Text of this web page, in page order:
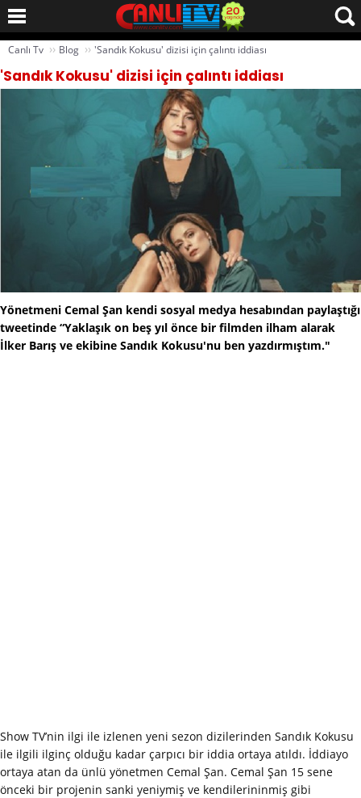
Canlı Tv ›› Blog ›› 'Sandık Kokusu' dizisi için çalıntı iddiası
'Sandık Kokusu' dizisi için çalıntı iddiası
Yönetmeni Cemal Şan kendi sosyal medya hesabından paylaştığı
tweetinde “Yaklaşık on beş yıl önce bir filmden ilham alarak
İlker Barış ve ekibine Sandık Kokusu'nu ben yazdırmıştım."
Show TV’nin ilgi ile izlenen yeni sezon dizilerinden Sandık Kokusu
ile ilgili ilginç olduğu kadar çarpıcı bir iddia ortaya atıldı. İddiayo
ortaya atan da ünlü yönetmen Cemal Şan. Cemal Şan 15 sene
önceki bir projenin sanki yeniymiş ve kendilerininmiş gibi